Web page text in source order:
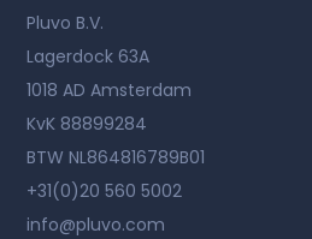
Pluvo B.V.
Lagerdock 63A
1018 AD Amsterdam
KvK 88899284
BTW NL864816789B01
+31(0)20 560 5002
info@pluvo.com